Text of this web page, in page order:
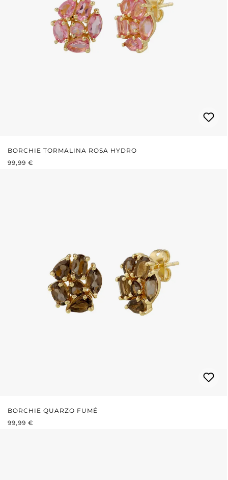
BORCHIE TORMALINA ROSA HYDRO
PREZZO NORMALE:
99,99 €
BORCHIE QUARZO FUMÉ
PREZZO NORMALE:
99,99 €